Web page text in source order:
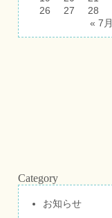
26
27 28
« 7月
Category
お知らせ